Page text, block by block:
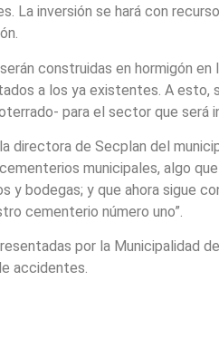
La inversión se hará con
construidas en hormigón
a los ya existentes. A
para el sector que será
directora de Secplan del
municipales, algo
y bodegas; y que ahora sigue
cementerio número uno”.
por la Municipalidad
accidentes.